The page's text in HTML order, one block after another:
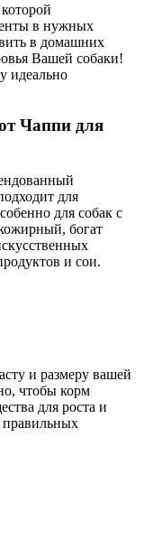
в нужных
в домашних
Вашей собаки!
идеально
Чаппи для
для
для собак с
богат
и сои.
и размеру вашей
чтобы корм
для роста и
правильных